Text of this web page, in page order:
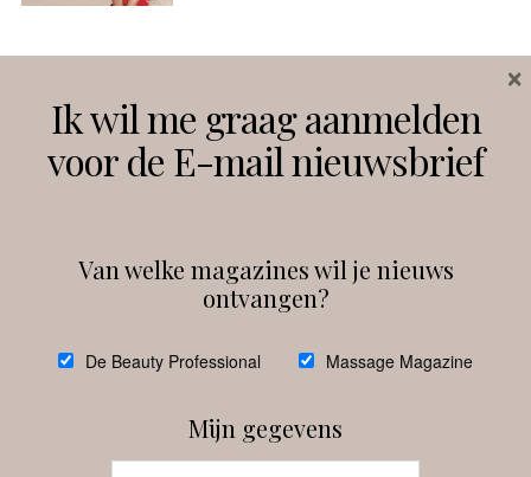
Instagram Facebook
debeautyprofessional
Ik wil me graag aanmelden
voor de E-mail nieuwsbrief
Van welke magazines wil je nieuws
ontvangen?
De Beauty Professional Massage Magazine
Mijn gegevens
×